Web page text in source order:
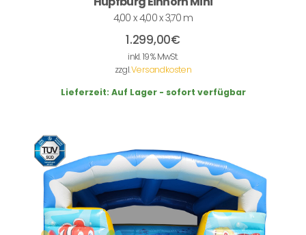
4,00 x 4,00 x 3,70 m
1.299,00€
inkl. 19 % MwSt.
zzgl.Versandkosten
Lieferzeit: Auf Lager - sofort verfügbar